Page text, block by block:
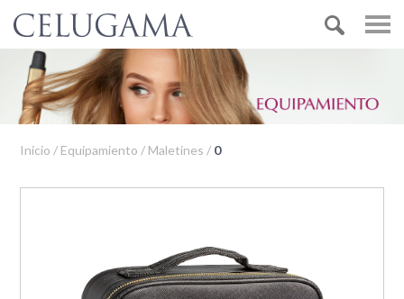
Inicio / Equipamiento / Maletines / 0